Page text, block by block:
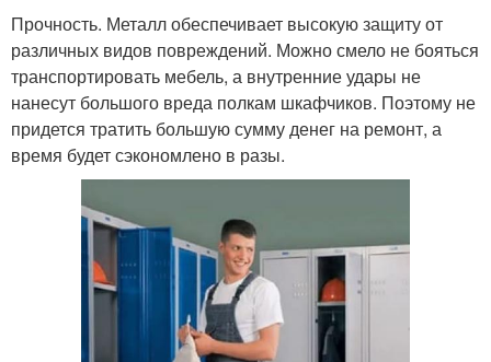
Прочность. Металл обеспечивает высокую защиту от
различных видов повреждений. Можно смело не бояться
транспортировать мебель, а внутренние удары не
нанесут большого вреда полкам шкафчиков. Поэтому не
придется тратить большую сумму денег на ремонт, а
время будет сэкономлено в разы.